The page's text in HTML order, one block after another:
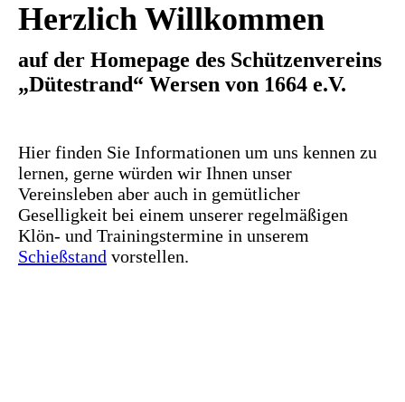
Herzlich Willkommen
auf der Homepage des Schützenvereins
„Dütestrand“ Wersen von 1664 e.V.
Hier finden Sie Informationen um uns kennen zu
lernen, gerne würden wir Ihnen unser
Vereinsleben aber auch in gemütlicher
Geselligkeit bei einem unserer regelmäßigen
Klön- und Trainingstermine in unserem
Schießstand vorstellen.